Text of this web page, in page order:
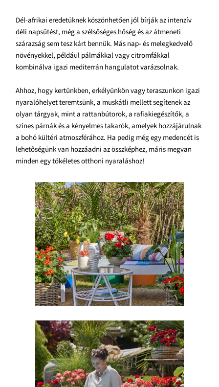
Dél-afrikai eredetüknek köszönhetően jól bírják az intenzív
déli napsütést, még a szélsőséges hőség és az átmeneti
szárazság sem tesz kárt bennük. Más nap- és melegkedvelő
növényekkel, például pálmákkal vagy citromfákkal
kombinálva igazi mediterrán hangulatot varázsolnak.
Ahhoz, hogy kertünkben, erkélyünkön vagy teraszunkon igazi
nyaralóhelyet teremtsünk, a muskátli mellett segítenek az
olyan tárgyak, mint a rattanbútorok, a rafiakiegészítők, a
színes párnák és a kényelmes takarók, amelyek hozzájárulnak
a bohó kültéri atmoszférához. Ha pedig még egy medencét is
lehetőségünk van hozzáadni az összképhez, máris megvan
minden egy tökéletes otthoni nyaraláshoz!